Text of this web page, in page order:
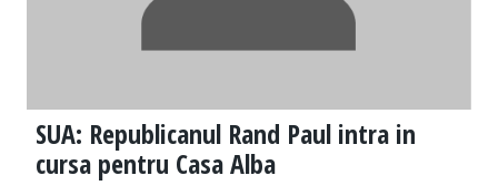
SUA: Republicanul Rand Paul intra in
cursa pentru Casa Alba